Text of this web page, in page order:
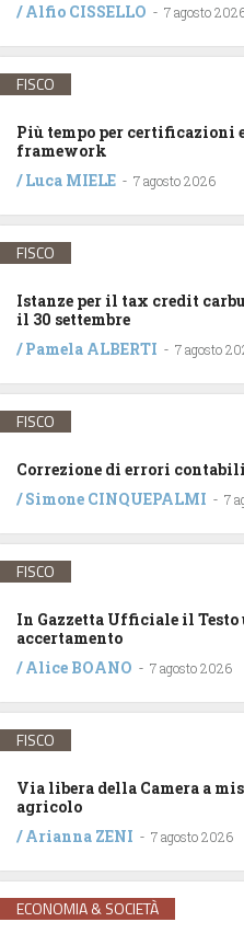
/Alfio CISSELLO - 7 agosto
FISCO
Più tempo per certificazioni
framework
/Luca MIELE - 7 agosto 2026
FISCO
Istanze per il tax credit
il 30 settembre
/Pamela ALBERTI - 7 agosto
FISCO
Correzione di errori
/Simone CINQUEPALMI - 7
FISCO
In Gazzetta Ufficiale il
accertamento
/Alice BOANO - 7 agosto 2026
FISCO
Via libera della Camera a
agricolo
/Arianna ZENI - 7 agosto 2026
ECONOMIA & SOCIETÀ